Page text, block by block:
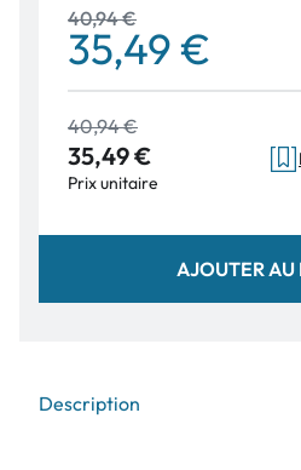
40,94 €
35,49 €
40,94 €
35,49 €
Prix unitaire
AJOUTER AU
Description